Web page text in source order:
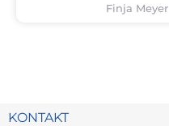
Finja Meyer
KONTAKT